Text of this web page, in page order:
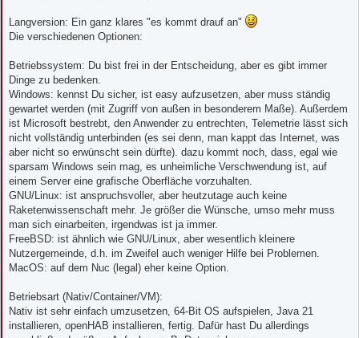
a
g
Langversion: Ein ganz klares "es kommt drauf an"
Die verschiedenen Optionen:
Betriebssystem: Du bist frei in der Entscheidung, aber es gibt immer
Dinge zu bedenken.
Windows: kennst Du sicher, ist easy aufzusetzen, aber muss ständig
gewartet werden (mit Zugriff von außen in besonderem Maße). Außerdem
ist Microsoft bestrebt, den Anwender zu entrechten, Telemetrie lässt sich
nicht vollständig unterbinden (es sei denn, man kappt das Internet, was
aber nicht so erwünscht sein dürfte). dazu kommt noch, dass, egal wie
sparsam Windows sein mag, es unheimliche Verschwendung ist, auf
einem Server eine grafische Oberfläche vorzuhalten.
GNU/Linux: ist anspruchsvoller, aber heutzutage auch keine
Raketenwissenschaft mehr. Je größer die Wünsche, umso mehr muss
man sich einarbeiten, irgendwas ist ja immer.
FreeBSD: ist ähnlich wie GNU/Linux, aber wesentlich kleinere
Nutzergemeinde, d.h. im Zweifel auch weniger Hilfe bei Problemen.
MacOS: auf dem Nuc (legal) eher keine Option.
Betriebsart (Nativ/Container/VM):
Nativ ist sehr einfach umzusetzen, 64-Bit OS aufspielen, Java 21
installieren, openHAB installieren, fertig. Dafür hast Du allerdings